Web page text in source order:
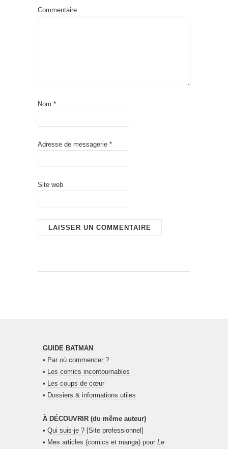
Commentaire
Nom *
Adresse de messagerie *
Site web
GUIDE BATMAN
• Par où commencer ?
• Les comics incontournables
• Les coups de cœur
• Dossiers & informations utiles
À DÉCOUVRIR (du même auteur)
• Qui suis-je ? [Site professionnel]
• Mes articles (comics et manga) pour Le